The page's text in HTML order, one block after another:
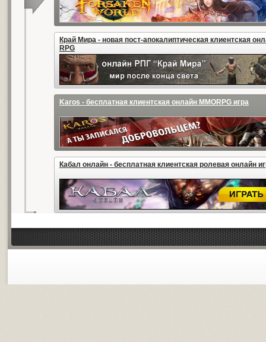
Край Мира - новая пост-апокалиптическая клиентская
RPG
Karos - бесплатная клиентская онлайн MMORPG игра
Кабал онлайн - бесплатная клиентская ролевая онлайн